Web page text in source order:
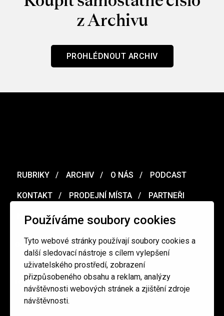
Používáme soubory cookies
Tyto webové stránky používají soubory cookies a
další sledovací nástroje s cílem vylepšení
uživatelského prostředí, zobrazení
přizpůsobeného obsahu a reklam, analýzy
návštěvnosti webových stránek a zjištění zdroje
návštěvnosti.
z Archivu
PROHLÉDNOUT ARCHIV
RUBRIKY ARCHIV O NÁS PODCAST
KONTAKT PRODEJNÍ MÍSTA PARTNEŘI
MERCH VOUCHER
Ochrana osobních údajů / Obchodní podmínky
redakce@cinepur.cz